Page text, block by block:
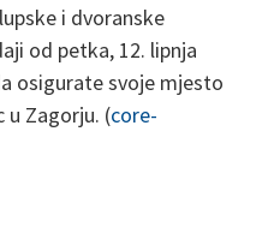
i dvoranske
od petka, 12. lipnja
osigurate svoje mjesto
u Zagorju. (core-